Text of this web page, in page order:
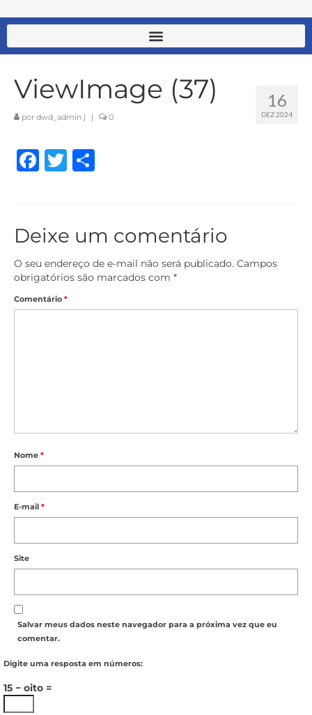
16
DEZ 2024
ViewImage (37)
por dwd_admin | | 0
Facebook
Twitter
Deixe um comentário
O seu endereço de e-mail não será publicado. Campos
obrigatórios são marcados com *
Comentário *
Nome *
E-mail *
Site
Salvar meus dados neste navegador para a próxima vez que eu
comentar.
Digite uma resposta em números:
15 − oito =